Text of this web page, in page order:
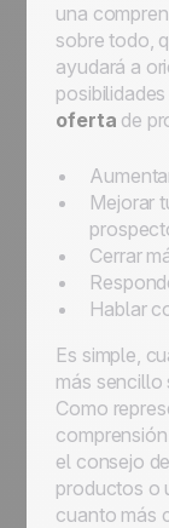
una
sobre todo,
ayudará a
oferta de
Mejorar
Cerrar
Hablar
Es simple,
más sencillo
Como
el consejo
productos o
cuanto más